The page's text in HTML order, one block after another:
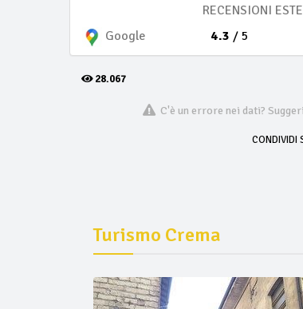
RECENSIONI
Google
4.3 / 5
28.067
C'è un errore nei dati?
CONDIVIDI
Turismo Crema